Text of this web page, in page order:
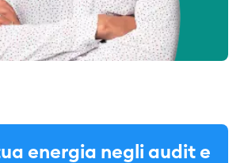
energia negli audit e